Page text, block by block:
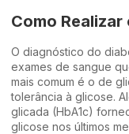
Como
O diagnóstico do
exames de sangue
mais comum é o de
tolerância à glicose.
glicada (HbA1c)
glicose nos últimos